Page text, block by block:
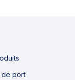
de port